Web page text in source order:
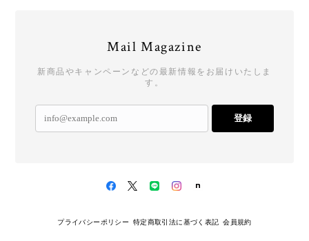
Mail Magazine
新商品やキャンペーンなどの最新情報をお届けいたしま
す。
登録
プライバシーポリシー 特定商取引法に基づく表記 会員規約